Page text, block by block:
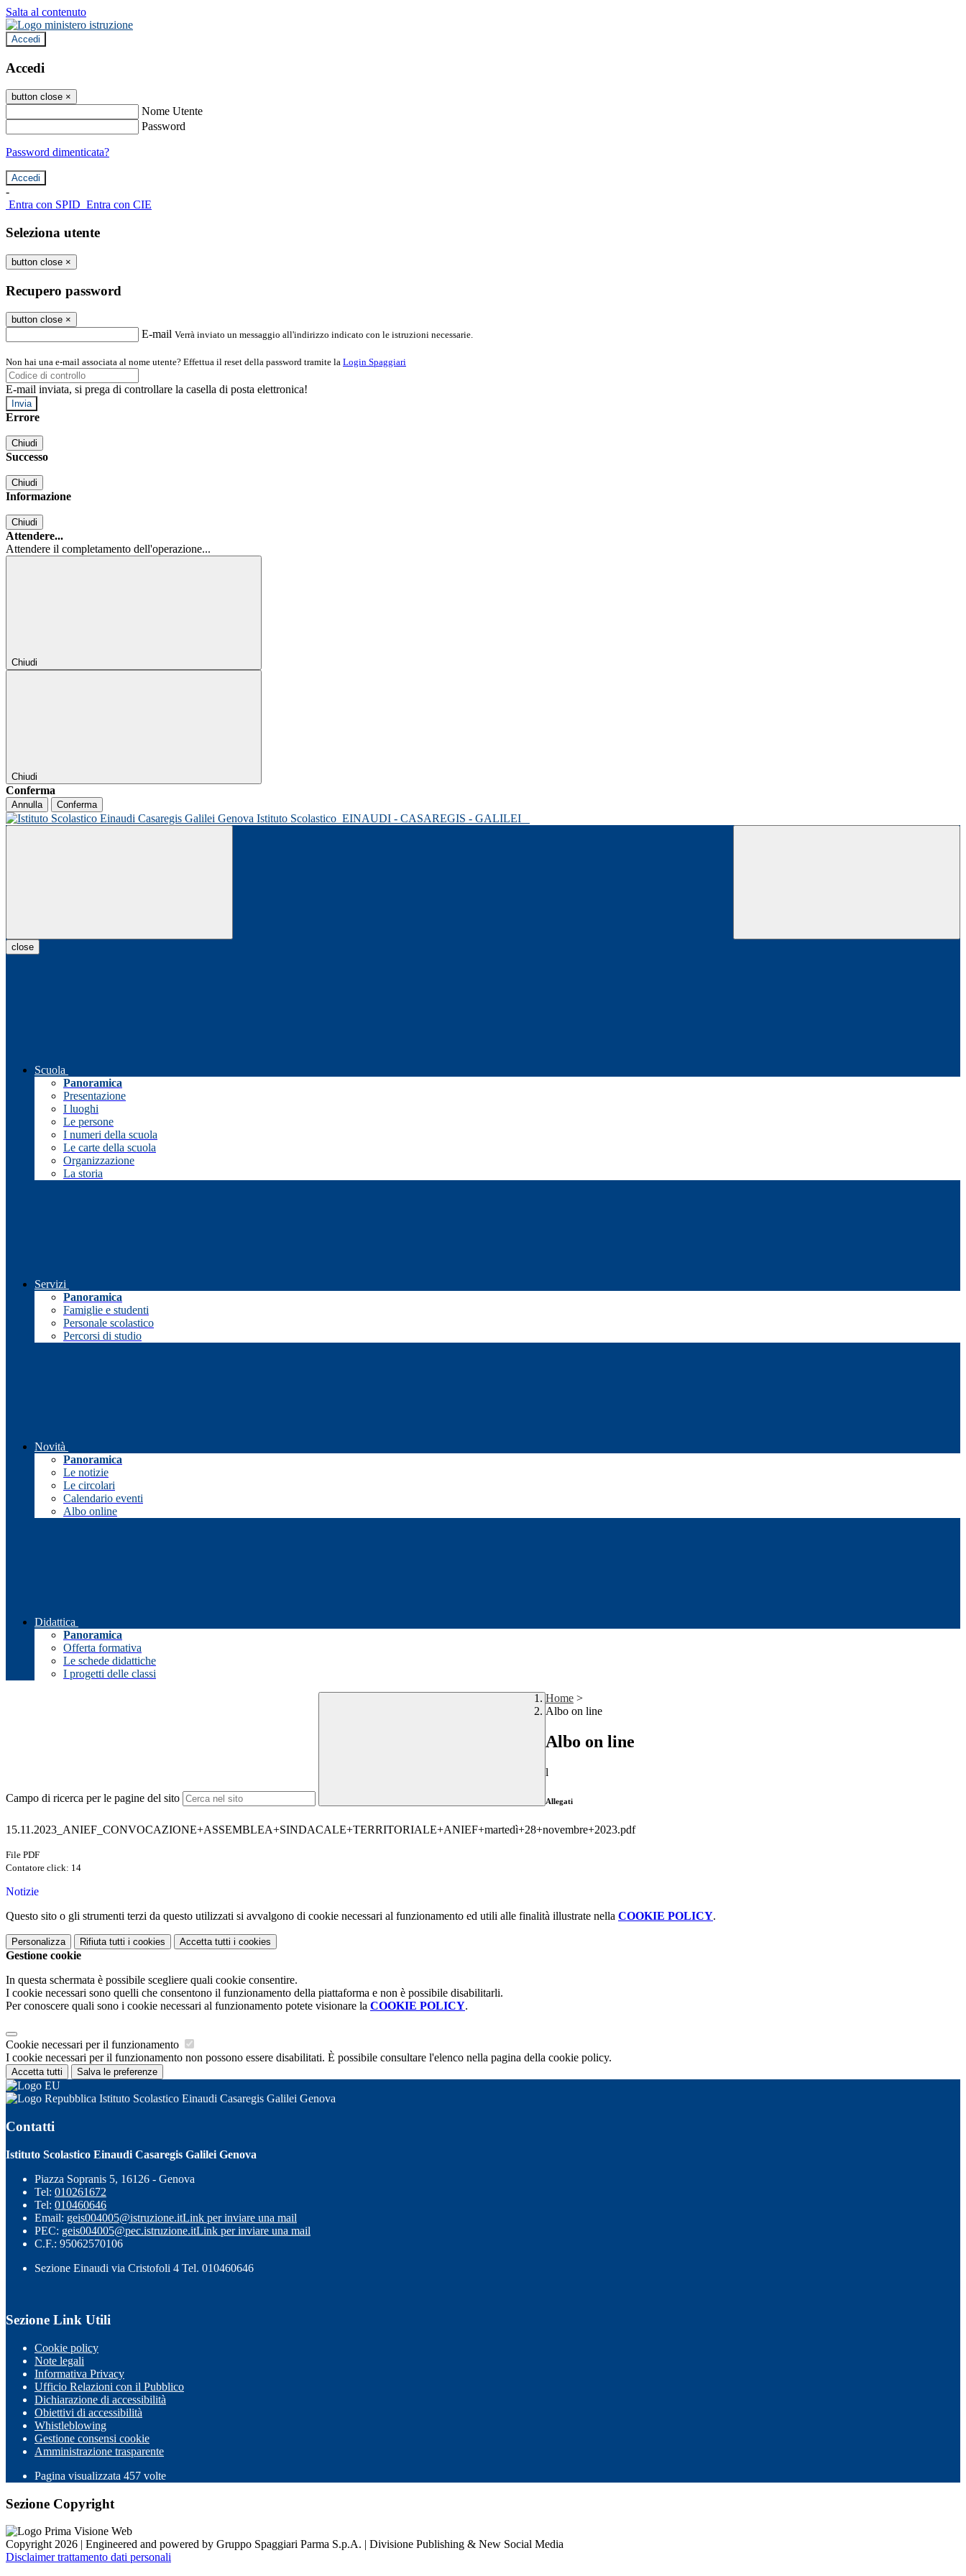
Salta al contenuto
Accedi
Accedi
button close ×
Nome Utente
Password
Password dimenticata?
-
Entra con SPID Entra con CIE
Seleziona utente
button close ×
Recupero password
button close ×
E-mail Verrà inviato un messaggio all'indirizzo indicato con le istruzioni necessarie.
Non hai una e-mail associata al nome utente? Effettua il reset della password tramite la Login Spaggiari
E-mail inviata, si prega di controllare la casella di posta elettronica!
Errore
Chiudi
Successo
Chiudi
Informazione
Chiudi
Attendere...
Attendere il completamento dell'operazione...
Chiudi
Chiudi
Conferma
Annulla Conferma
Istituto Scolastico EINAUDI - CASAREGIS - GALILEI
close
Scuola
Panoramica
Presentazione
I luoghi
Le persone
I numeri della scuola
Le carte della scuola
Organizzazione
La storia
Servizi
Panoramica
Famiglie e studenti
Personale scolastico
Percorsi di studio
Novità
Panoramica
Le notizie
Le circolari
Calendario eventi
Albo online
Didattica
Panoramica
Offerta formativa
Le schede didattiche
I progetti delle classi
Campo di ricerca per le pagine del sito
Home >
Albo on line
Albo on line
l
Allegati
15.11.2023_ANIEF_CONVOCAZIONE+ASSEMBLEA+SINDACALE+TERRITORIALE+ANIEF+martedì+28+novembre+2023.pdf
File PDF
Contatore click: 14
Notizie
Questo sito o gli strumenti terzi da questo utilizzati si avvalgono di cookie necessari al funzionamento ed utili alle finalità illustrate nella COOKIE POLICY.
Personalizza Rifiuta tutti i cookies Accetta tutti i cookies
Gestione cookie
In questa schermata è possibile scegliere quali cookie consentire.
I cookie necessari sono quelli che consentono il funzionamento della piattaforma e non è possibile disabilitarli.
Per conoscere quali sono i cookie necessari al funzionamento potete visionare la COOKIE POLICY.
Cookie necessari per il funzionamento
I cookie necessari per il funzionamento non possono essere disabilitati. È possibile consultare l'elenco nella pagina della cookie policy.
Accetta tutti Salva le preferenze
Istituto Scolastico Einaudi Casaregis Galilei Genova
Contatti
Istituto Scolastico Einaudi Casaregis Galilei Genova
Piazza Sopranis 5, 16126 - Genova
Tel: 010261672
Tel: 010460646
Email: geis004005@istruzione.itLink per inviare una mail
PEC: geis004005@pec.istruzione.itLink per inviare una mail
C.F.: 95062570106
Sezione Einaudi via Cristofoli 4 Tel. 010460646
Sezione Link Utili
Cookie policy
Note legali
Informativa Privacy
Ufficio Relazioni con il Pubblico
Dichiarazione di accessibilità
Obiettivi di accessibilità
Whistleblowing
Gestione consensi cookie
Amministrazione trasparente
Pagina visualizzata 457 volte
Sezione Copyright
Copyright 2026 | Engineered and powered by Gruppo Spaggiari Parma S.p.A. | Divisione Publishing & New Social Media
Disclaimer trattamento dati personali